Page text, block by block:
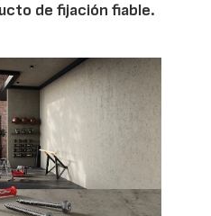
de fijación fiable.